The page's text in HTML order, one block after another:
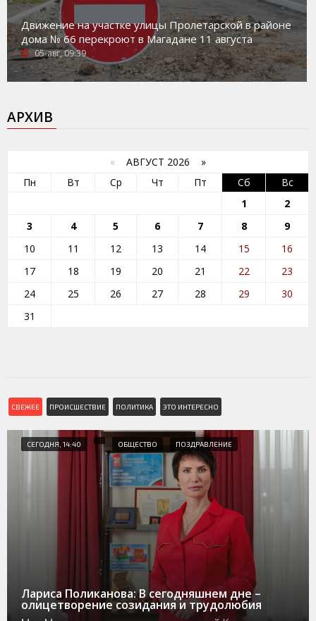
Движение на участке улицы Пролетарской в районе
дома № 66 перекроют в Магадане 11 августа
05-авг, 09:39
АРХИВ
« АВГУСТ 2026 »
Пн
Вт Ср Чт Пт Сб
Вс
1
2
3
4 5 6 7 8
9
10
11 12 13 14 15
16
17
18 19 20 21 22
23
24
25 26 27 28 29
30
31
СВЕЖЕЕ ПРОИСШЕСТВИЕ ПОЛИТИКА ЭТО ИНТЕРЕСНО
СЕГОДНЯ, 14:40 ОБЩЕСТВО ПОЗДРАВЛЕНИЕ
Лариса Поликанова: В сегодняшнем дне –
олицетворение созидания и трудолюбия